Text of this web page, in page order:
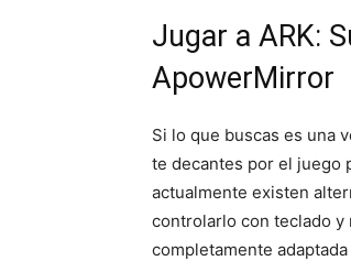
Jugar a ARK:
ApowerMirror
Si lo que buscas es una
te decantes por el juego
actualmente existen
controlarlo con teclado y
completamente